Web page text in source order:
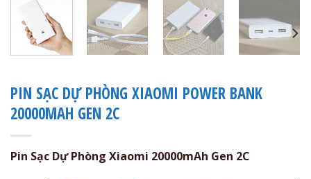
PIN SẠC DỰ PHÒNG XIAOMI POWER BANK
20000MAH GEN 2C
Pin Sạc Dự Phòng Xiaomi 20000mAh Gen 2C